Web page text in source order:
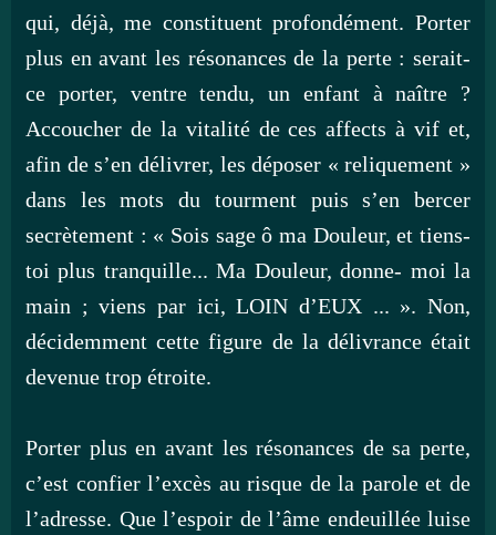
qui, déjà, me constituent profondément. Porter
plus en avant les résonances de la perte : serait-
ce porter, ventre tendu, un enfant à naître ?
Accoucher de la vitalité de ces affects à vif et,
afin de s’en délivrer, les déposer « reliquement »
dans les mots du tourment puis s’en bercer
secrètement : « Sois sage ô ma Douleur, et tiens-
toi plus tranquille... Ma Douleur, donne- moi la
main ; viens par ici, LOIN d’EUX ... ». Non,
décidemment cette figure de la délivrance était
devenue trop étroite.
Porter plus en avant les résonances de sa perte,
c’est confier l’excès au risque de la parole et de
l’adresse. Que l’espoir de l’âme endeuillée luise